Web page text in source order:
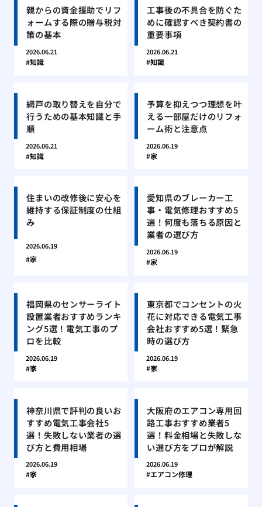
親からの資金援助でリフ
ォームする際の贈与税対
策の基本
2026.06.21
知識
工事後の不具合を防ぐた
めに確認すべき契約書の
重要事項
2026.06.21
知識
網戸の取り替えを自分で
行うための基本知識と手
順
2026.06.21
知識
予算を抑えつつ理想を叶
える一部屋だけのリフォ
ーム術と注意点
2026.06.19
家
住まいの改修後に安心を
維持する保証制度の仕組
み
2026.06.19
家
愛知県のブレーカー工
事・電気修理おすすめ5
選！何度も落ちる原因と
業者の選び方
2026.06.19
家
福岡県のセンサーライト
設置業者おすすめランキ
ング5選！電気工事のプ
ロを比較
2026.06.19
家
東京都でコンセントの火
花に対応できる電気工事
会社おすすめ5選！緊急
時の選び方
2026.06.19
家
神奈川県で評判の良いお
すすめ電気工事会社5
選！失敗しない業者の選
び方と費用相場
2026.06.19
家
大阪府のエアコン専用回
路工事おすすめ業者5
選！料金相場と失敗しな
い選び方をプロが解説
2026.06.19
エアコン修理